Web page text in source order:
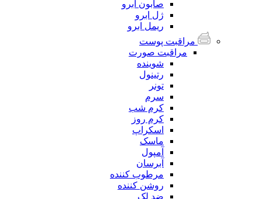
صابون ابرو
ژل ابرو
ریمل ابرو
مراقبت پوست
مراقبت صورت
شوینده
رتینول
تونر
سرم
کرم شب
کرم روز
اسکراپ
ماسک
آمپول
آبرسان
مرطوب کننده
روشن کننده
ضد لک